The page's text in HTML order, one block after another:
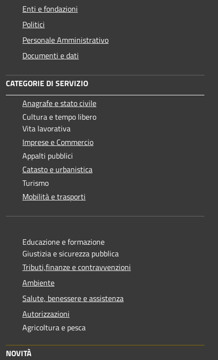
Enti e fondazioni
Politici
Personale Amministrativo
Documenti e dati
CATEGORIE DI SERVIZIO
Anagrafe e stato civile
Cultura e tempo libero
Vita lavorativa
Imprese e Commercio
Appalti pubblici
Catasto e urbanistica
Turismo
Mobilità e trasporti
Educazione e formazione
Giustizia e sicurezza pubblica
Tributi,finanze e contravvenzioni
Ambiente
Salute, benessere e assistenza
Autorizzazioni
Agricoltura e pesca
NOVITÀ